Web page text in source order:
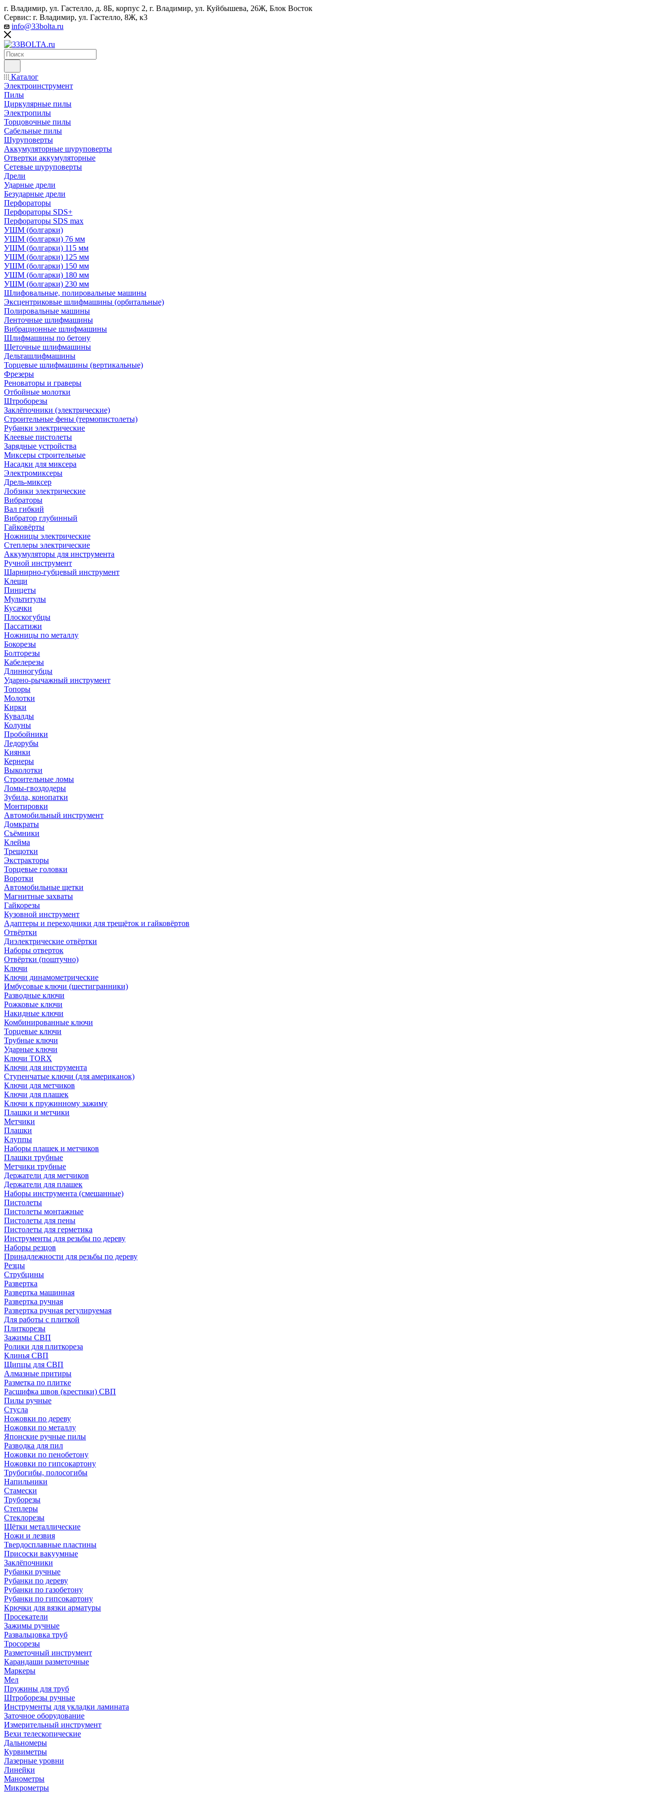
г. Владимир, ул. Гастелло, д. 8Б, корпус 2, г. Владимир, ул. ​Куйбышева, 26Ж, Блок Восток
Сервис: г. Владимир, ул. Гастелло, 8Ж, к3
info@33bolta.ru
Каталог
Электроинструмент
Пилы
Циркулярные пилы
Электропилы
Торцовочные пилы
Сабельные пилы
Шуруповерты
Аккумуляторные шуруповерты
Отвертки аккумуляторные
Сетевые шуруповерты
Дрели
Ударные дрели
Безударные дрели
Перфораторы
Перфораторы SDS+
Перфораторы SDS max
УШМ (болгарки)
УШМ (болгарки) 76 мм
УШМ (болгарки) 115 мм
УШМ (болгарки) 125 мм
УШМ (болгарки) 150 мм
УШМ (болгарки) 180 мм
УШМ (болгарки) 230 мм
Шлифовальные, полировальные машины
Эксцентриковые шлифмашины (орбитальные)
Полировальные машины
Ленточные шлифмашины
Вибрационные шлифмашины
Шлифмашины по бетону
Щеточные шлифмашины
Дельташлифмашины
Торцевые шлифмашины (вертикальные)
Фрезеры
Реноваторы и граверы
Отбойные молотки
Штроборезы
Заклёпочники (электрические)
Строительные фены (термопистолеты)
Рубанки электрические
Клеевые пистолеты
Зарядные устройства
Миксеры строительные
Насадки для миксера
Электромиксеры
Дрель-миксер
Лобзики электрические
Вибраторы
Вал гибкий
Вибратор глубинный
Гайковёрты
Ножницы электрические
Степлеры электрические
Аккумуляторы для инструмента
Ручной инструмент
Шарнирно-губцевый инструмент
Клещи
Пинцеты
Мультитулы
Кусачки
Плоскогубцы
Пассатижи
Ножницы по металлу
Бокорезы
Болторезы
Кабелерезы
Длинногубцы
Ударно-рычажный инструмент
Топоры
Молотки
Кирки
Кувалды
Колуны
Пробойники
Ледорубы
Киянки
Кернеры
Выколотки
Строительные ломы
Ломы-гвоздодеры
Зубила, конопатки
Монтировки
Автомобильный инструмент
Домкраты
Съёмники
Клейма
Трещотки
Экстракторы
Торцевые головки
Воротки
Автомобильные щетки
Магнитные захваты
Гайкорезы
Кузовной инструмент
Адаптеры и переходники для трещёток и гайковёртов
Отвёртки
Диэлектрические отвёртки
Наборы отверток
Отвёртки (поштучно)
Ключи
Ключи динамометрические
Имбусовые ключи (шестигранники)
Разводные ключи
Рожковые ключи
Накидные ключи
Комбинированные ключи
Торцевые ключи
Трубные ключи
Ударные ключи
Ключи TORX
Ключи для инструмента
Ступенчатые ключи (для американок)
Ключи для метчиков
Ключи для плашек
Ключи к пружинному зажиму
Плашки и метчики
Метчики
Плашки
Клуппы
Наборы плашек и метчиков
Плашки трубные
Метчики трубные
Держатели для метчиков
Держатели для плашек
Наборы инструмента (смешанные)
Пистолеты
Пистолеты монтажные
Пистолеты для пены
Пистолеты для герметика
Инструменты для резьбы по дереву
Наборы резцов
Принадлежности для резьбы по дереву
Резцы
Струбцины
Развертка
Развертка машинная
Развертка ручная
Развертка ручная регулируемая
Для работы с плиткой
Плиткорезы
Зажимы СВП
Ролики для плиткореза
Клинья СВП
Щипцы для СВП
Алмазные притиры
Разметка по плитке
Расшифка швов (крестики) СВП
Пилы ручные
Стусла
Ножовки по дереву
Ножовки по металлу
Японские ручные пилы
Разводка для пил
Ножовки по пенобетону
Ножовки по гипсокартону
Трубогибы, полосогибы
Напильники
Стамески
Труборезы
Степлеры
Стеклорезы
Щётки металлические
Ножи и лезвия
Твердосплавные пластины
Присоски вакуумные
Заклёпочники
Рубанки ручные
Рубанки по дереву
Рубанки по газобетону
Рубанки по гипсокартону
Крючки для вязки арматуры
Просекатели
Зажимы ручные
Развальцовка труб
Тросорезы
Разметочный инструмент
Карандаши разметочные
Маркеры
Мел
Пружины для труб
Штроборезы ручные
Инструменты для укладки ламината
Заточное оборудование
Измерительный инструмент
Вехи телескопические
Дальномеры
Курвиметры
Лазерные уровни
Линейки
Манометры
Микрометры